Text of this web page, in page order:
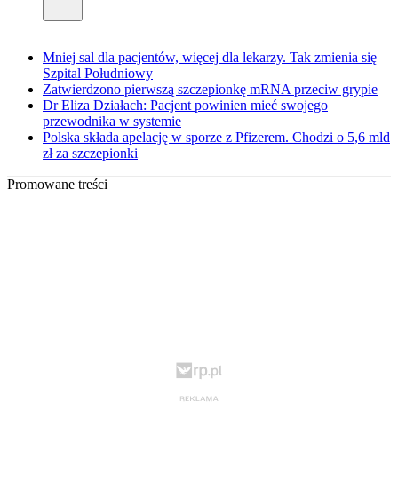
Mniej sal dla pacjentów, więcej dla lekarzy. Tak zmienia się
Szpital Południowy
Zatwierdzono pierwszą szczepionkę mRNA przeciw grypie
Dr Eliza Działach: Pacjent powinien mieć swojego
przewodnika w systemie
Polska składa apelację w sporze z Pfizerem. Chodzi o 5,6 mld
zł za szczepionki
Promowane treści